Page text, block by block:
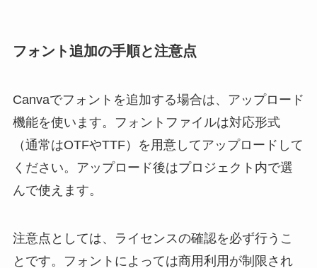
フォント追加の手順と注意点
Canvaでフォントを追加する場合は、アップロード
機能を使います。フォントファイルは対応形式
（通常はOTFやTTF）を用意してアップロードして
ください。アップロード後はプロジェクト内で選
んで使えます。
注意点としては、ライセンスの確認を必ず行うこ
とです。フォントによっては商用利用が制限され